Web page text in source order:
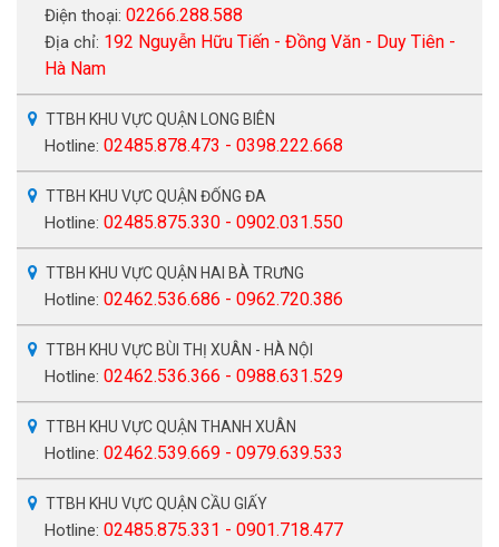
Điện thoại: 02266.288.588
Địa chỉ: 192 Nguyễn Hữu Tiến - Đồng Văn - Duy Tiên -
Hà Nam
TTBH KHU VỰC QUẬN LONG BIÊN
Hotline: 02485.878.473 - 0398.222.668
TTBH KHU VỰC QUẬN ĐỐNG ĐA
Hotline: 02485.875.330 - 0902.031.550
TTBH KHU VỰC QUẬN HAI BÀ TRƯNG
Hotline: 02462.536.686 - 0962.720.386
TTBH KHU VỰC BÙI THỊ XUÂN - HÀ NỘI
Hotline: 02462.536.366 - 0988.631.529
TTBH KHU VỰC QUẬN THANH XUÂN
Hotline: 02462.539.669 - 0979.639.533
TTBH KHU VỰC QUẬN CẦU GIẤY
Hotline: 02485.875.331 - 0901.718.477